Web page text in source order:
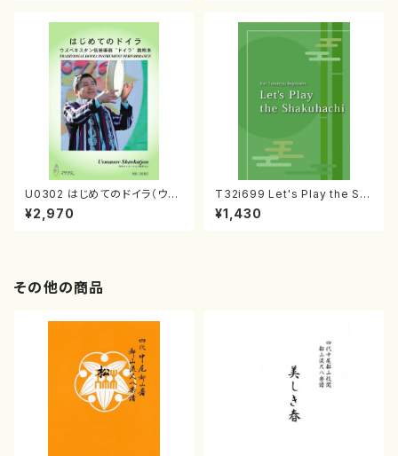
U0302 はじめてのドイラ（ウズ
ベキスタン・ドイラ教則本/ウスマ
ノフ・シャフカチョン/日本語版）
¥2,970
T32i699 Let's Play the Sh
akuhachi（教則本・英語版）
¥1,430
その他の商品